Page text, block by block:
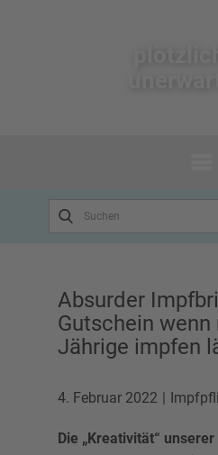
Absurder
Gutschein
Jährige impfen
4. Februar 2022
Die „Kreativität“ unserer